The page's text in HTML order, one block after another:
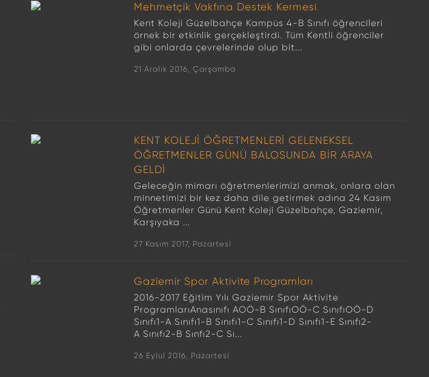
Mehmetçik Vakfına Destek Kermesi
Kent Koleji Güzelbahçe Kampüs 4-B Sınıfı öğrencileri
örnek bir etkinlik gerçekleştirdi. Tüm Kentli öğrenciler
gibi onlarda çevrelerinde olup bit...
21 Aralık 2016, Çarşamba
KENT KOLEJİ ÖĞRETMENLERİ GELENEKSEL
ÖĞRETMENLER GÜNÜ BALOSUNDA BİR ARAYA
GELDİ
Geleceğin mimarı öğretmenlerimizi anmak, onlara olan
minnetimizi bir kez daha dile getirmek adına 24 Kasım
Öğretmenler Günü Kent Koleji Güzelbahçe, Gaziemir,
Karşıyaka ...
27 Kasım 2017, Pazartesi
Gaziemir Spor Aktivite Programları
2016-2017 Eğitim Yılı Gaziemir Spor Aktivite
ProgramlarıAnasınıfı AOÖ-B SınıfıOÖ-C SınıfıOÖ-D
Sınıfı1-A Sınıfı1-B Sınıfı1-C Sınıfı1-D Sınıfı1-E Sınıfı2-
A Sınıfı2-B Sınfı2-C Sı...
26 Eylül 2016, Pazartesi